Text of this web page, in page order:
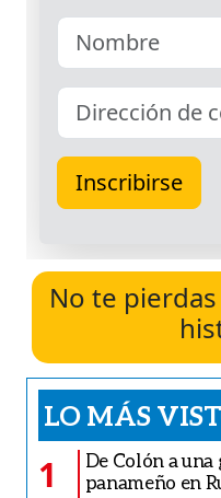
No te
LO MÁS
1
De Colón a
panameño en